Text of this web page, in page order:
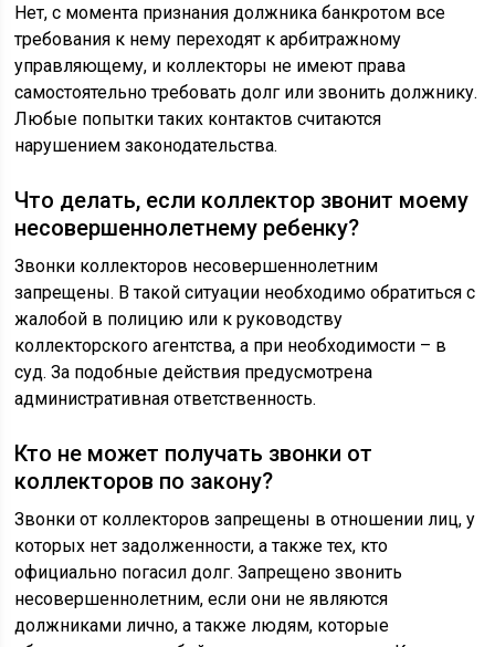
Нет, с момента признания должника банкротом все
требования к нему переходят к арбитражному
управляющему, и коллекторы не имеют права
самостоятельно требовать долг или звонить должнику.
Любые попытки таких контактов считаются
нарушением законодательства.
Что делать, если коллектор звонит моему
несовершеннолетнему ребенку?
Звонки коллекторов несовершеннолетним
запрещены. В такой ситуации необходимо обратиться с
жалобой в полицию или к руководству
коллекторского агентства, а при необходимости – в
суд. За подобные действия предусмотрена
административная ответственность.
Кто не может получать звонки от
коллекторов по закону?
Звонки от коллекторов запрещены в отношении лиц, у
которых нет задолженности, а также тех, кто
официально погасил долг. Запрещено звонить
несовершеннолетним, если они не являются
должниками лично, а также людям, которые